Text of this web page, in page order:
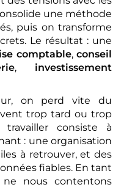
une méthode
puis on transforme
Le résultat : une
comptable,conseil
, investissement
on perd vite du
trop tard ou trop
consiste à
: une organisation
à retrouver, et des
fiables. En tant
nous contentons